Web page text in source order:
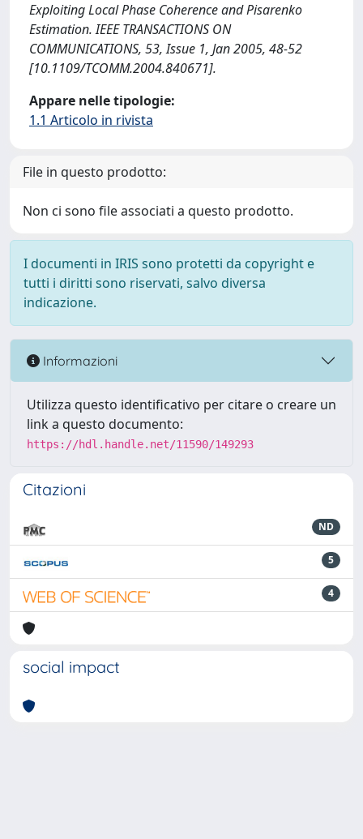
Exploiting Local Phase Coherence and Pisarenko
Estimation. IEEE TRANSACTIONS ON
COMMUNICATIONS, 53, Issue 1, Jan 2005, 48-52
[10.1109/TCOMM.2004.840671].
Appare nelle tipologie:
1.1 Articolo in rivista
File in questo prodotto:
Non ci sono file associati a questo prodotto.
I documenti in IRIS sono protetti da copyright e
tutti i diritti sono riservati, salvo diversa
indicazione.
Informazioni
Utilizza questo identificativo per citare o creare un
link a questo documento:
https://hdl.handle.net/11590/149293
Citazioni
ND
5
4
social impact